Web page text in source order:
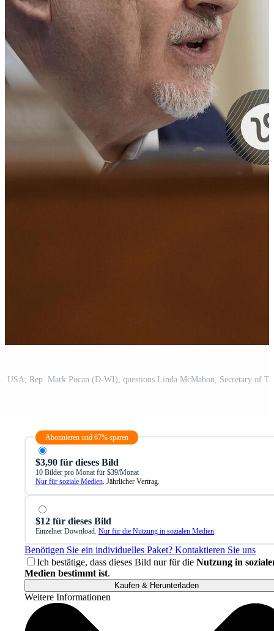
Abonnieren und 67% sparen
$3,90 für dieses Bild
10 Bilder pro Monat für $39/Monat
Nur für soziale Medien . Jährlicher Vertrag.
$12 für dieses Bild
Einzelner Download. Nur für die Nutzung in sozialen Medien
Benötigen Sie ein individuelles Paket? Kontaktieren Sie uns
Ich bestätige, dass dieses Bild nur für die Nutzung in
Medien bestimmt ist.
Kaufen & Herunterladen
Weitere Informationen